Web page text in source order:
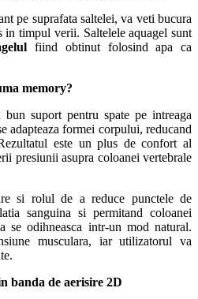
pe suprafata saltelei, va veti bucura
in timpul verii. Saltelele aquagel sunt
fiind obtinut folosind apa ca
memory?
suport pentru spate pe intreaga
adapteaza formei corpului, reducand
este un plus de confort al
presiunii asupra coloanei vertebrale
si rolul de a reduce punctele de
sanguina si permitand coloanei
se odihneasca intr-un mod natural.
musculara, iar utilizatorul va
banda de aerisire 2D